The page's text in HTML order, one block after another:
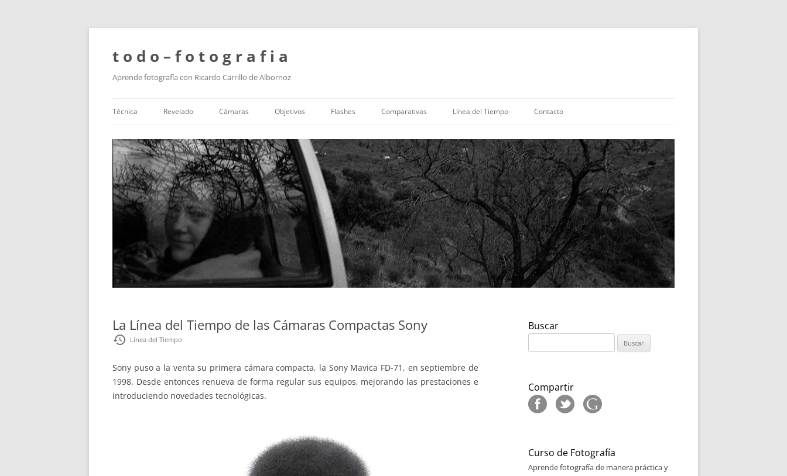
t o d o – f o t o g r a f i a
Aprende fotografía con Ricardo Carrillo de Albornoz
al
contenido
Técnica Revelado Cámaras Objetivos Flashes Comparativas Línea del Tiempo Contacto
La Línea del Tiempo de las Cámaras Compactas Sony
restore Línea del Tiempo
Sony puso a la venta su primera cámara compacta, la Sony Mavica FD-71, en septiembre de
1998. Desde entonces renueva de forma regular sus equipos, mejorando las prestaciones e
introduciendo novedades tecnológicas.
Buscar
Compartir
Curso de Fotografía
Aprende fotografía de manera práctica y